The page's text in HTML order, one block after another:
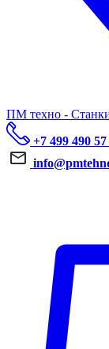
ПМ техно -
+7 499 490 57